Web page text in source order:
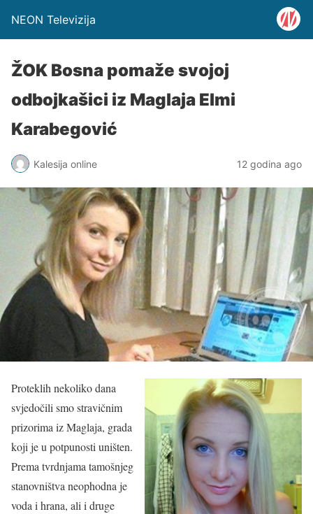
NEON Televizija
ŽOK Bosna pomaže svojoj
odbojkašici iz Maglaja Elmi
Karabegović
Kalesija online 12 godina ago
Proteklih nekoliko dana
svjedočili smo stravičnim
prizorima iz Maglaja, grada
koji je u potpunosti uništen.
Prema tvrdnjama tamošnjeg
stanovništva neophodna je
voda i hrana, ali i druge